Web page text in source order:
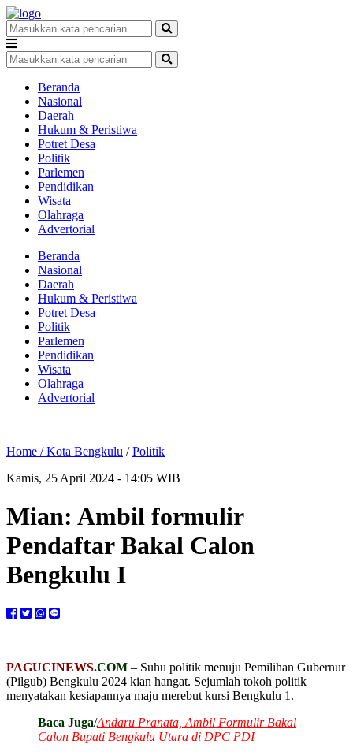
Beranda
Nasional
Daerah
Hukum & Peristiwa
Potret Desa
Politik
Parlemen
Pendidikan
Wisata
Olahraga
Advertorial
Beranda
Nasional
Daerah
Hukum & Peristiwa
Potret Desa
Politik
Parlemen
Pendidikan
Wisata
Olahraga
Advertorial
Home /Kota Bengkulu /Politik
Kamis, 25 April 2024 - 14:05 WIB
Mian: Ambil formulir
Pendaftar Bakal Calon
Bengkulu I
PAGUCINEWS.COM – Suhu politik menuju Pemilihan Gubernur
(Pilgub) Bengkulu 2024 kian hangat. Sejumlah tokoh politik
menyatakan kesiapannya maju merebut kursi Bengkulu 1.
Baca Juga/Andaru Pranata, Ambil Formulir Bakal
Calon Bupati Bengkulu Utara di DPC PDI